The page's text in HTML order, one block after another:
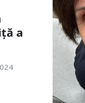
a